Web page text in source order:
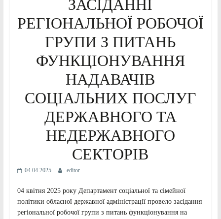
ЗАСІДАННІ
РЕГІОНАЛЬНОЇ РОБОЧОЇ
ГРУПИ З ПИТАНЬ
ФУНКЦІОНУВАННЯ
НАДАВАЧІВ
СОЦІАЛЬНИХ ПОСЛУГ
ДЕРЖАВНОГО ТА
НЕДЕРЖАВНОГО
СЕКТОРІВ
04.04.2025 editor
04 квітня 2025 року Департамент соціальної та сімейної
політики обласної державної адміністрації провело засідання
регіональної робочої групи з питань функціонування на